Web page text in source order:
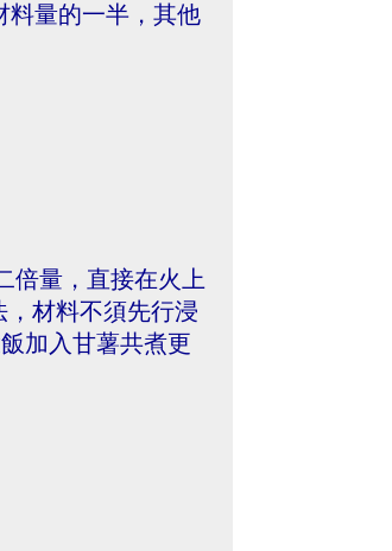
料量的一半，其他
倍量，直接在火上
材料不須先行浸
加入甘薯共煮更